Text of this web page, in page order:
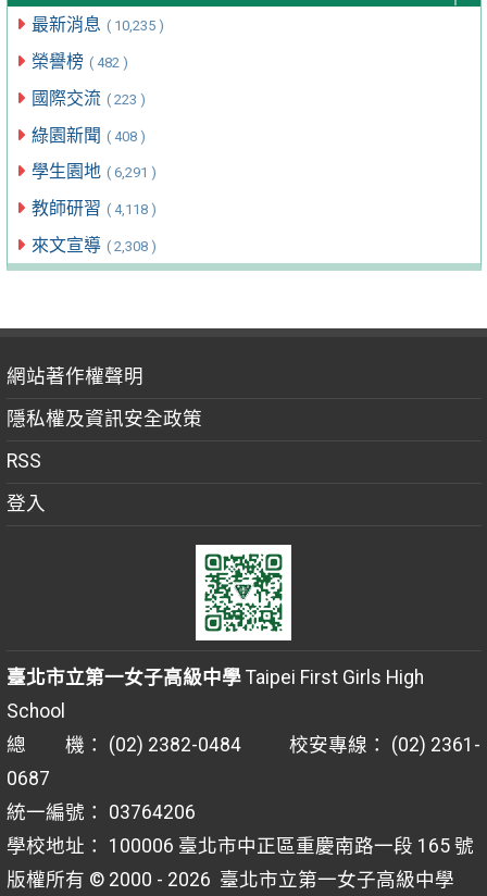
最新消息 ( 10,235 )
榮譽榜 ( 482 )
國際交流 ( 223 )
綠園新聞 ( 408 )
學生園地 ( 6,291 )
教師研習 ( 4,118 )
來文宣導 ( 2,308 )
網站著作權聲明
隱私權及資訊安全政策
RSS
登入
臺北市立第一女子高級中學Taipei First Girls High
School
總 機： (02) 2382-0484 校安專線： (02) 2361-
0687
統一編號： 03764206
學校地址： 100006 臺北市中正區重慶南路一段 165 號
版權所有 © 2000 - 2026 臺北市立第一女子高級中學